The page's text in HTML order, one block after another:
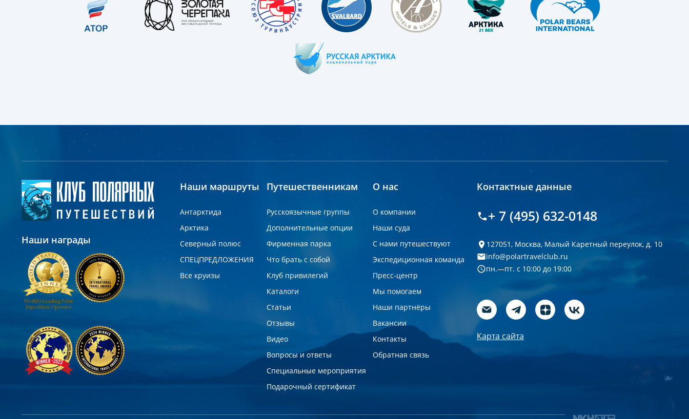
Наши награды
Наши маршруты
Антарктида
Арктика
Северный полюс
СПЕЦПРЕДЛОЖЕНИЯ
Все круизы
Путешественникам
Русскоязычные группы
Дополнительные опции
Фирменная парка
Что брать с собой
Клуб привилегий
Каталоги
Статьи
Отзывы
Видео
Вопросы и ответы
Специальные мероприятия
Подарочный сертификат
О нас
О компании
Наши суда
С нами путешествуют
Экспедиционная команда
Пресс-центр
Мы помогаем
Наши партнёры
Вакансии
Контакты
Обратная связь
Контактные данные
+ 7 (495) 632-0148
127051, Москва, Малый Каретный переулок, д. 10
info@polartravelclub.ru
пн.—пт. с 10:00 до 19:00
Карта сайта